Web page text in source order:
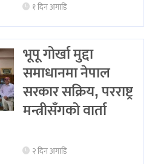
१ दिन अगाडि
भूपू गोर्खा मुद्दा
समाधानमा नेपाल
सरकार सक्रिय, परराष्ट्र
मन्त्रीसँगको वार्ता
२ दिन अगाडि